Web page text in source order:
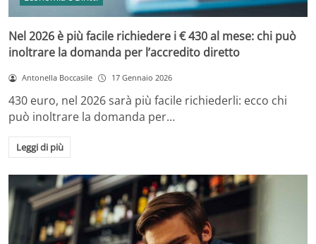
Nel 2026 è più facile richiedere i € 430 al mese: chi può
inoltrare la domanda per l’accredito diretto
Antonella Boccasile 17 Gennaio 2026
430 euro, nel 2026 sarà più facile richiederli: ecco chi
può inoltrare la domanda per…
Leggi di più